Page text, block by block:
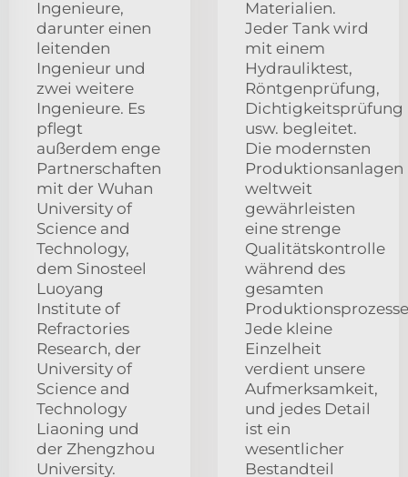
Ingenieure,
darunter einen
leitenden
Ingenieur und
zwei weitere
Ingenieure. Es
pflegt
außerdem enge
Partnerschaften
mit der Wuhan
University of
Science and
Technology,
dem Sinosteel
Luoyang
Institute of
Refractories
Research, der
University of
Science and
Technology
Liaoning und
der Zhengzhou
University.
Materialien.
Jeder Tank wird
mit einem
Hydrauliktest,
Röntgenprüfung,
Dichtigkeitsprüfung
usw. begleitet.
Die modernsten
Produktionsanlagen
weltweit
gewährleisten
eine strenge
Qualitätskontrolle
während des
gesamten
Jede kleine
Einzelheit
verdient unsere
Aufmerksamkeit,
und jedes Detail
ist ein
wesentlicher
Bestandteil